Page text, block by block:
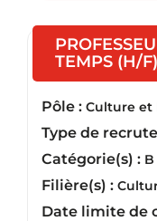
TEMPS (H/F)
Pôle : Culture et
Type de
Catégorie(s) : B
Filière(s) :
Date limite de